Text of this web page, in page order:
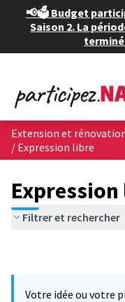
📢🗳️ Budget
Saison 2. La
/ Expression libre
Filtrer et rechercher
Votre idée ou votre